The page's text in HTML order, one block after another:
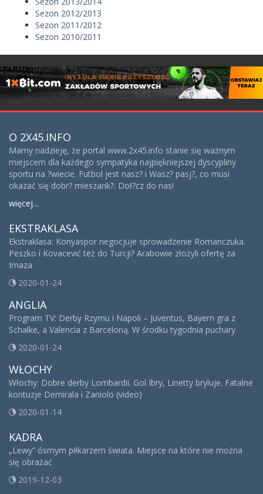
Sezon 2012/2013
Sezon 2011/2012
Sezon 2010/2011
O 2X45.INFO
Mamy nadzieję, że portal www.2x45.info stanie się ważnym
miejscem dla każdego sympatyka najpiękniejszej dyscypliny
sportu na ?wiecie. Futbol jest nasz? i Wasz? pasj?, co musi
okazać się dobr? mieszank?. Doł?cz do nas!
więcej...
EKSTRAKLASA
Ekstraklasa: Konyaspor negocjuje sprowadzenie Romanczuka.
Peszko i Kovacević też do Turcji? Arabowie złożyli ofertę za
Imaza
2020-01-24
ANGLIA
Program TV: Derby Rzymu i Napoli – Juventus, Bayern gra z
Schalke, a Valencia z Barceloną. W środku tygodnia puchary
2020-01-24
WŁOCHY
Włochy: Dobre derby Lombardii. Gol Ibry, Linetty bryluje. Fatalne
kontuzje Demirala i Zaniolo (video)
2020-01-14
KADRA
„Lewy” ósmym piłkarzem świata. Miejsce na które nie można
się obrażać
2019-12-03